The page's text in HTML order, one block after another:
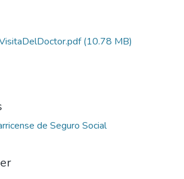
(10.78 MB)
de Seguro Social